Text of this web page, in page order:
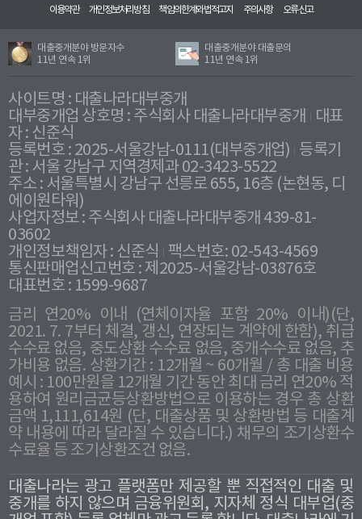
이용약관 개인정보처리방침 책임의한계와법적고지 주의사항 오류신고
대출중개분야 방문자수
11년 연속 1위
대출중개분야 대출문의
11년 연속 1위
사이트명 : 대출나라대부중개
대부중개업 상호명 : 주식회사 대출나라대부중개
대표
자 : 신준식
등록번호 : 2025-서울강남-0111(대부중개업) 등록기
관 : 서울 강남구 지역경제과 02-3423-5522
주소 : 서울특별시 강남구 선릉로 655, 16층 (논현동, 디
에이원타워)
사업자정보 : 주식회사 대출나라대부중개 439-81-
03602
개인정보책임자 : 신준식
팩스번호: 02-543-4569
통신판매업신고번호 : 제2025-서울강남-03876호
대표번호 : 1599-9687
금리 연20% 이내 (연체이자율 포함 20% 이내)(단,
2021. 7. 7부터 체결, 갱신, 연장되는 계약에 한함), 취급
수수료 없음, 중도상환 수수료 없음, 중개수수료 없음, 추
가비용 없음. 상환기간 : 12개월 ~ 60개월 / 총 대출 비용
예시 : 100만원을 12개월 기간 동안 최대 금리 연20% 적
용하여 원리금균등상환방법으로 이용하는 경우 총 상환
금액 1,111,614원 (단, 대출상품 및 상환방법 등 대출계
약 내용에 따라 달라질 수 있습니다.) 채무의 조기상환수
수료율 등 조기상환조건 없음.
대출나라는 광고 플랫폼만 제공할 뿐 직접적인 대출 및
중개를 하지 않으며 금융위원회, 지자체 정식 대부업(중